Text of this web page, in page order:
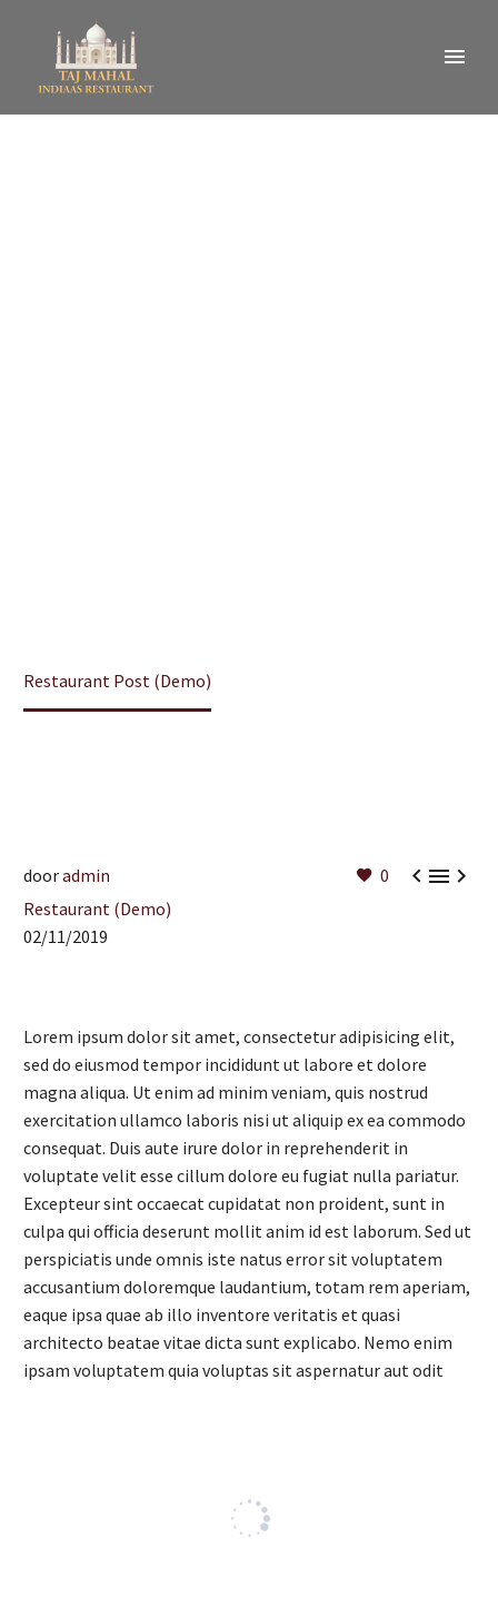
Restaurant Post (Demo)
0 
dooradmin
Restaurant (Demo)
02/11/2019
Lorem ipsum dolor sit amet, consectetur adipisicing elit,
sed do eiusmod tempor incididunt ut labore et dolore
magna aliqua. Ut enim ad minim veniam, quis nostrud
exercitation ullamco laboris nisi ut aliquip ex ea commodo
consequat. Duis aute irure dolor in reprehenderit in
voluptate velit esse cillum dolore eu fugiat nulla pariatur.
Excepteur sint occaecat cupidatat non proident, sunt in
culpa qui officia deserunt mollit anim id est laborum. Sed ut
perspiciatis unde omnis iste natus error sit voluptatem
accusantium doloremque laudantium, totam rem aperiam,
eaque ipsa quae ab illo inventore veritatis et quasi
architecto beatae vitae dicta sunt explicabo. Nemo enim
ipsam voluptatem quia voluptas sit aspernatur aut odit